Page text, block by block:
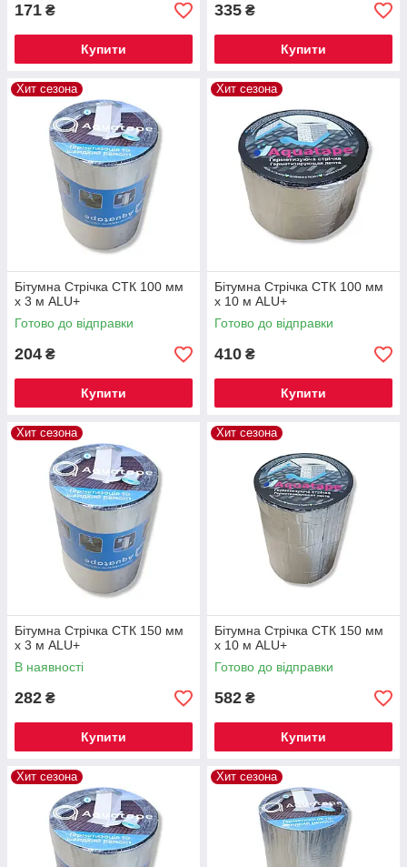
171 ₴
Купити
335 ₴
Купити
Хит сезона
Бітумна Стрічка СТК 100 мм
х 3 м ALU+
Готово до відправки
204 ₴
Купити
Хит сезона
Бітумна Стрічка СТК 100 мм
х 10 м ALU+
Готово до відправки
410 ₴
Купити
Хит сезона
Бітумна Стрічка СТК 150 мм
х 3 м ALU+
В наявності
282 ₴
Купити
Хит сезона
Бітумна Стрічка СТК 150 мм
х 10 м ALU+
Готово до відправки
582 ₴
Купити
Хит сезона Хит сезона